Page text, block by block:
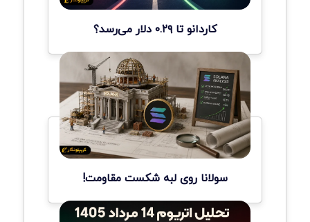
کاردانو تا ۰.۲۹ دلار می‌رسد؟
سولانا روی لبه شکست مقاومت!